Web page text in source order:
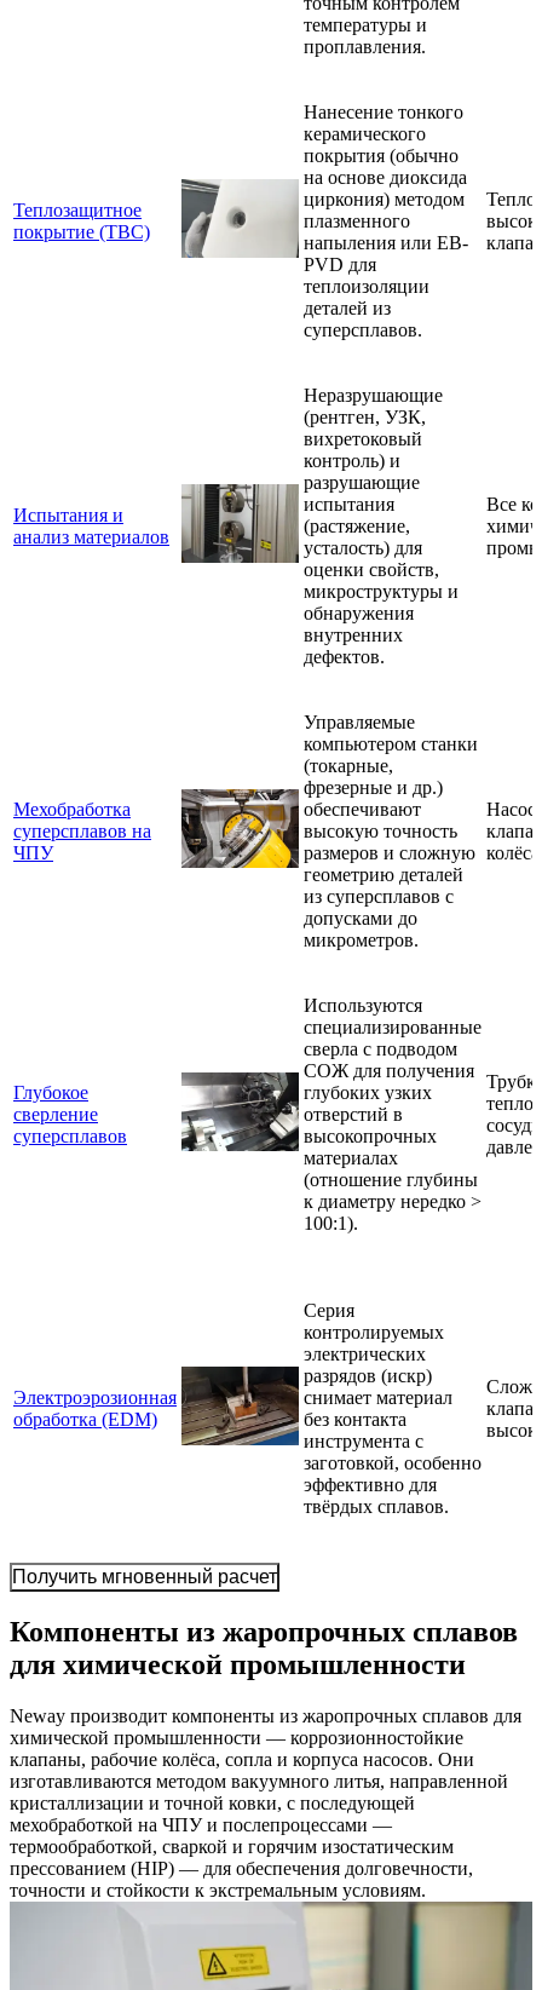
температуры и
проплавления.
Теплозащитное
покрытие (TBC)
Нанесение тонкого
керамического
покрытия (обычно
на основе диоксида
циркония) методом
плазменного
напыления или EB-
PVD для
теплоизоляции
деталей из
суперсплавов.
Испытания и
анализ материалов
Неразрушающие
(рентген, УЗК,
вихретоковый
контроль) и
разрушающие
испытания
(растяжение,
усталость) для
оценки свойств,
микроструктуры и
обнаружения
внутренних
дефектов.
Все
Мехобработка
суперсплавов на
ЧПУ
Управляемые
компьютером станки
(токарные,
фрезерные и др.)
обеспечивают
высокую точность
размеров и сложную
геометрию деталей
из суперсплавов с
допусками до
микрометров.
колёса
Глубокое
сверление
суперсплавов
Используются
специализированные
сверла с подводом
СОЖ для получения
глубоких узких
отверстий в
высокопрочных
материалах
(отношение глубины
к диаметру нередко >
100:1).
Электроэрозионная
обработка (EDM)
Серия
контролируемых
электрических
разрядов (искр)
снимает материал
без контакта
инструмента с
заготовкой, особенно
эффективно для
твёрдых сплавов.
Получить мгновенный расчет
Компоненты из жаропрочных сплавов
для химической промышленности
Neway производит компоненты из жаропрочных сплавов для
химической промышленности — коррозионностойкие
клапаны, рабочие колёса, сопла и корпуса насосов. Они
изготавливаются методом вакуумного литья, направленной
кристаллизации и точной ковки, с последующей
мехобработкой на ЧПУ и послепроцессами —
термообработкой, сваркой и горячим изостатическим
прессованием (HIP) — для обеспечения долговечности,
точности и стойкости к экстремальным условиям.